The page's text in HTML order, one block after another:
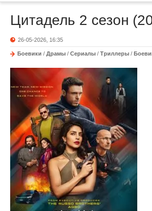
Цитадель 2 сезон
26-05-2026, 16:35
Боевики / Драмы / Сериалы / Триллеры /